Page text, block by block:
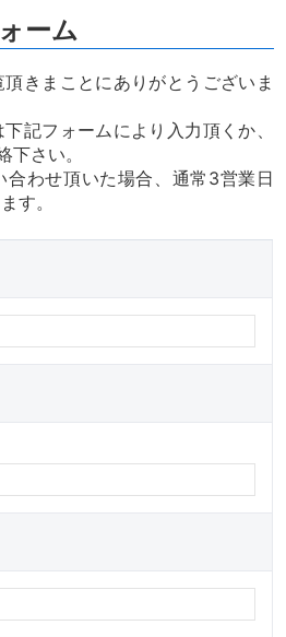
ーム
きまことにありがとうございま
記フォームにより入力頂くか、
さい。
合わせ頂いた場合、通常3営業日
す。